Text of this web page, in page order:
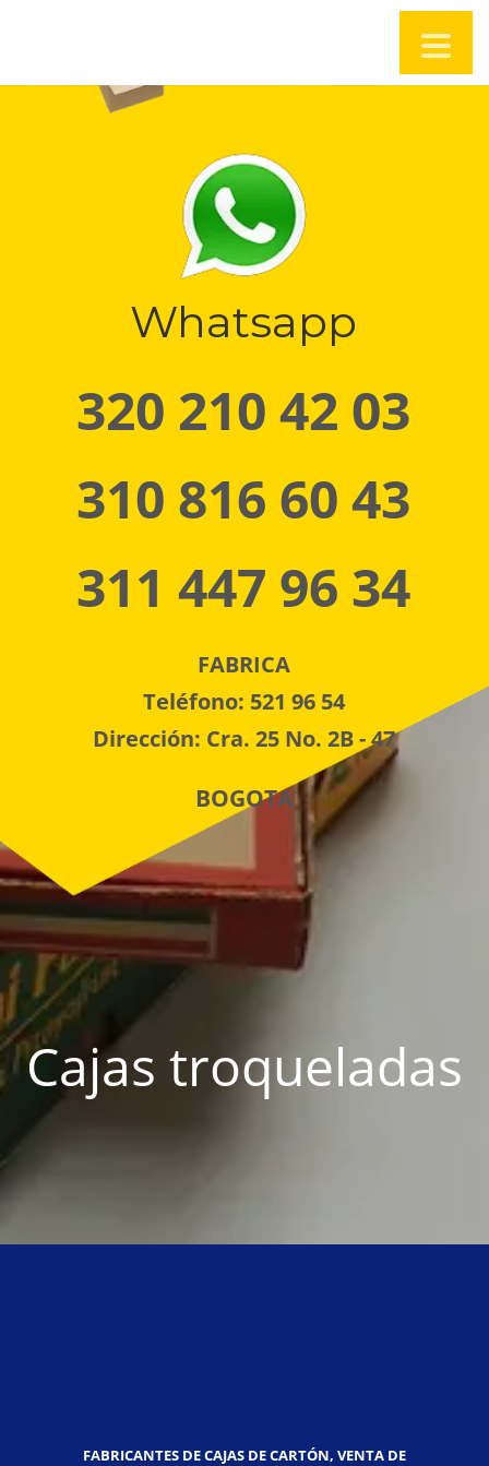
Whatsapp
320 210 42 03
310 816 60 43
311 447 96 34
FABRICA
Teléfono: 521 96 54
Dirección: Cra. 25 No. 2B - 47
BOGOTA
Cajas troqueladas
FABRICANTES DE CAJAS DE CARTÓN, VENTA DE